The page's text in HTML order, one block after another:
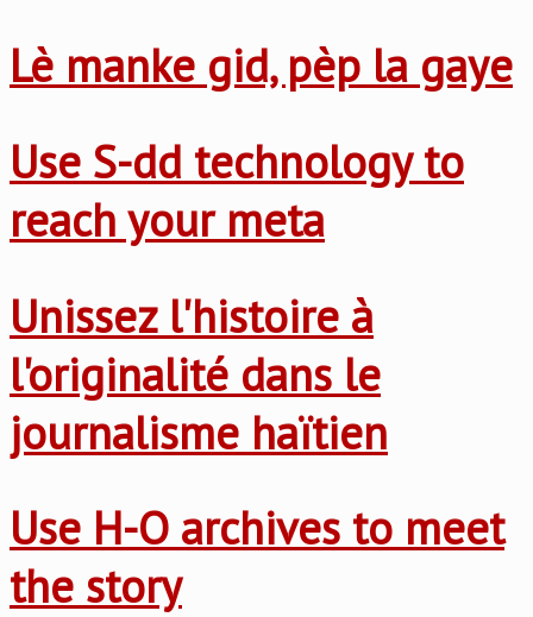
Lè manke gid, pèp la gaye
Use S-dd technology to
reach your meta
Unissez l'histoire à
l'originalité dans le
journalisme haïtien
Use H-O archives to meet
the story